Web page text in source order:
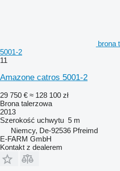
brona
5001-2
11
Amazone catros 5001-2
29 750 € ≈ 128 100 zł
Brona talerzowa
2013
Szerokość uchwytu 5 m
Niemcy, De-92536 Pfreimd
E-FARM GmbH
Kontakt z dealerem